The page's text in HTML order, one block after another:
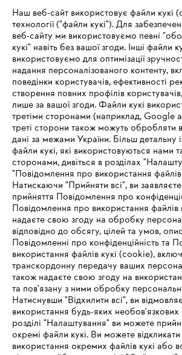
Зареєструватись
Про компанію STIHL
Запитання та відповіді
Сервіс
IHR BROWSER WIRD
UNTERSTÜTZT
Наш веб-сайт використовує файли кукі
технології ("файли кукі"). Для
веб-сайту ми використовуємо певні
кукі" навіть без вашої згоди. Інші файли
використовуємо для оптимізації
надання персоналізованого контенту,
поведінки користувачів, ефективності
створення повних профілів
лише за вашої згоди. Файли кукі
третіми сторонами (наприклад, Google
треті сторони також можуть обробляти
дані за межами України. Більш
файли кукі, які використовуються нами
сторонами, дивіться в розділах
"Повідомлення про використання
Натискаючи "Прийняти всі", ви
прийняття Повідомлення про
Повідомлення про використання файлів
надаєте свою згоду на обробку
відповідно до обсягу, цілей та умов,
Повідомленні про конфіденційність та
використання файлів кукі (cookie),
транскордонну передачу ваших
також надаєте свою згоду на
та пов'язану з ними обробку
Натиснувши "Відхилити всі", ви
використання будь-яких необов'язкових
розділі "Налаштування" ви можете
окремі файли кукі. Ви можете
використання окремих файлів кукі або